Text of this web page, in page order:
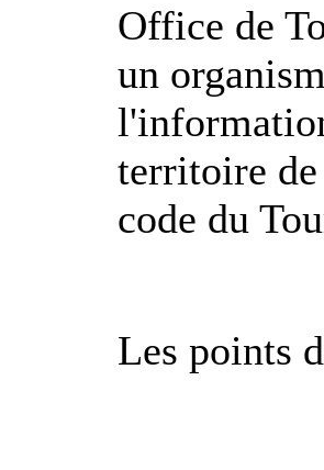
Office de
un
territoire
code du
Les points